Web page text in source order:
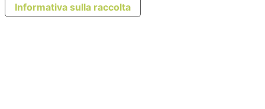
Informativa sulla raccolta